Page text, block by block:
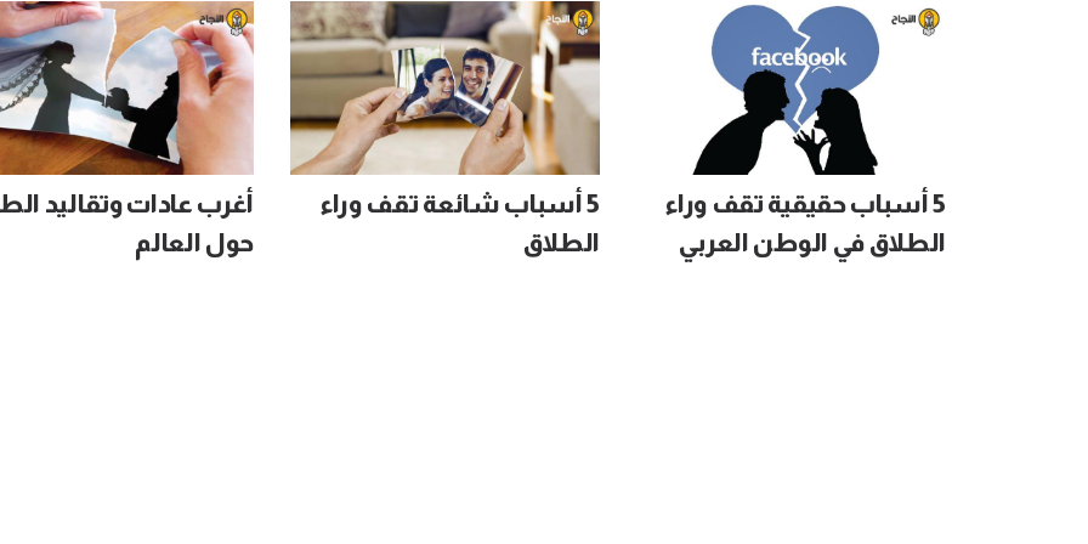
5 أسباب حقيقية تقف وراء
الطلاق في الوطن العربي
5 أسباب شائعة تقف وراء
الطلاق
أغرب عادات وتقاليد
حول العالم